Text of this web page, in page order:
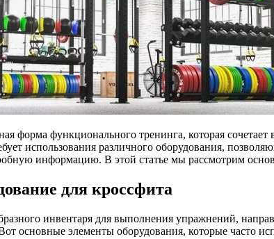
форма функционального тренинга, которая
использования различного оборудования,
информацию. В этой статье мы рассмотрим
для кроссфита
инвентаря для выполнения упражнений,
основные элементы оборудования, которые часто